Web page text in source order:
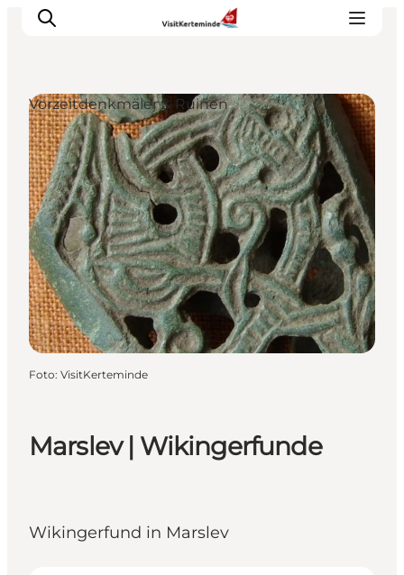
Sehenswürdigkeiten
Aktivitäten
Essen und trinken
Unterkünfte
Reiseplanung
Veranstaltungen
Marslev | Wikingerfunde
Wikingerfund in Marslev
Vorzeitdenkmäler & Ruinen
Foto: VisitKerteminde